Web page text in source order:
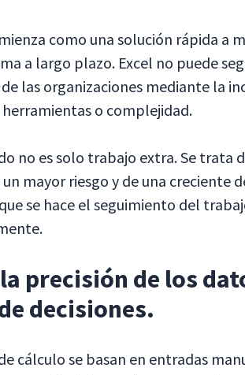
como una solución rápida a
a largo plazo. Excel no puede
las organizaciones mediante la
herramientas o complejidad.
no es solo trabajo extra. Se trata
mayor riesgo y de una creciente
se hace el seguimiento del
precisión de los
decisiones.
cálculo se basan en entradas